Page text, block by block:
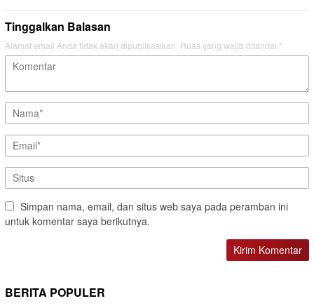
Tinggalkan Balasan
Alamat email Anda tidak akan dipublikasikan. Ruas yang wajib ditandai *
Simpan nama, email, dan situs web saya pada peramban ini
untuk komentar saya berikutnya.
BERITA POPULER